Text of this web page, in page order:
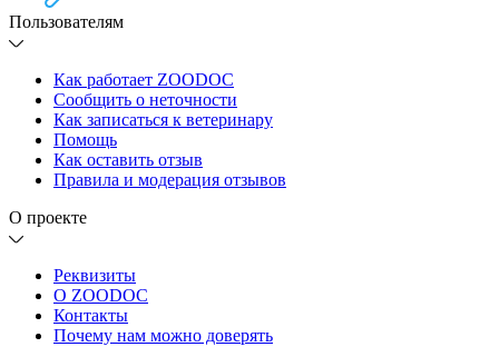
Пользователям
Как работает ZOODOC
Сообщить о неточности
Как записаться к ветеринару
Помощь
Как оставить отзыв
Правила и модерация отзывов
О проекте
Реквизиты
О ZOODOC
Контакты
Почему нам можно доверять